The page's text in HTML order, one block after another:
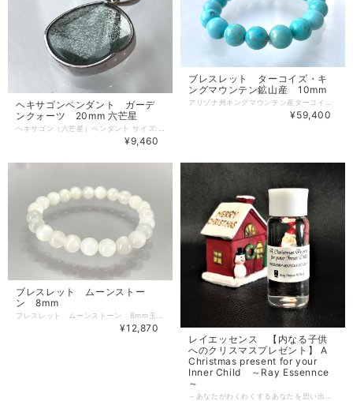
ヘキサゴンペンダント ガーデ
ンクォーツ 20mm 六芒星
¥9,460
ブレスレット ターコイズ・キ
ングマウンテン鉱山産 10mm
¥59,400
ブレスレット ムーンストー
ン 8mm
¥12,870
レイエッセンス 【内なる子供
へのクリスマスプレゼント】 A
Christmas present for your
Inner Child ～Ray Essennce
～